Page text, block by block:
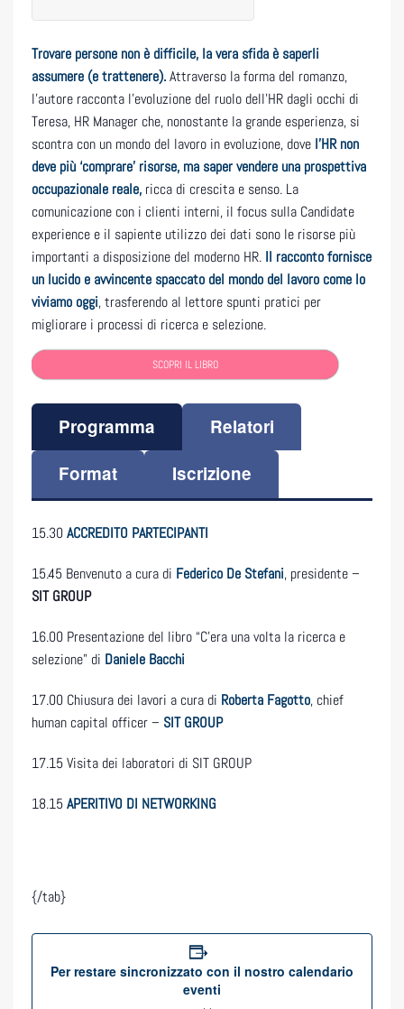
Trovare persone non è difficile, la vera sfida è saperli
assumere (e trattenere).Attraverso la forma del romanzo,
l’autore racconta l’evoluzione del ruolo dell’HR dagli occhi di
Teresa, HR Manager che, nonostante la grande esperienza, si
scontra con un mondo del lavoro in evoluzione, dove l’HR non
deve più ‘comprare’ risorse, ma saper vendere una prospettiva
occupazionale reale, ricca di crescita e senso. La
comunicazione con i clienti interni, il focus sulla Candidate
experience e il sapiente utilizzo dei dati sono le risorse più
importanti a disposizione del moderno HR. Il racconto fornisce
un lucido e avvincente spaccato del mondo del lavoro come lo
viviamo oggi, trasferendo al lettore spunti pratici per
migliorare i processi di ricerca e selezione.
SCOPRI IL LIBRO
Programma
Relatori
Format
Iscrizione
15.30ACCREDITO PARTECIPANTI
15.45 Benvenuto a cura di Federico De Stefani, presidente –
SIT GROUP
16.00 Presentazione del libro “C’era una volta la ricerca e
selezione” di Daniele Bacchi
17.00 Chiusura dei lavori a cura di Roberta Fagotto, chief
human capital officer – SIT GROUP
17.15 Visita dei laboratori di SIT GROUP
18.15APERITIVO DI NETWORKING
{/tab}
Per restare sincronizzato con il nostro calendario
eventi